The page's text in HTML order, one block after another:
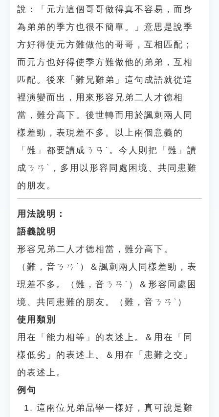
說：「元方這個哥哥做得真不容易，而身
為弟弟的季方也很不簡單。」意思是說季
方好得使元方難做他的哥哥，互相匹配；
而元方也好得使季方難做他的弟弟，互相
匹配。後來「難兄難弟」這句成語就從這
裡演變而出，用來形容兄弟二人才德相
當，難分高下。後世轉而用於諷刺兩人同
樣差勁，表現差不多。以上兩個意義的
「難」都要讀成ㄋㄢˊ。今人則把「難」讀
成ㄋㄢˋ，多用以形容同處困境、共同患難
的朋友。
用法說明：
語義說明
形容兄弟二人才德相當，難分高下。
（難，音ㄋㄢˊ）＆諷刺兩人同樣差勁，表
現差不多。（難，音ㄋㄢˊ）＆形容同處困
境、共同患難的朋友。（難，音ㄋㄢˋ）
使用類別
用在「能力相等」的表述上。＆用在「同
樣低劣」的表述上。＆用在「患難之交」
的表述上。
例句
這兩位兄弟品學一樣好，真可說是難